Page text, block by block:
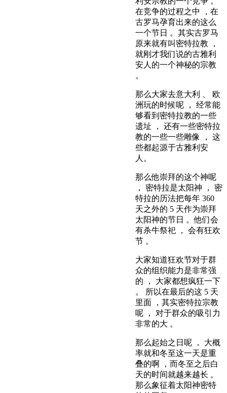
在竞争的过程之中 ，在
古罗马孕育出来的这么
一个节日 。其实古罗马
原来就有叫密特拉教 ，
就刚才我们说的古雅利
安人的一个神秘的宗教
。
那么大家去意大利 、 欧
洲玩的时候呢 ， 经常能
够看到密特拉教的一些
遗址 ， 还有一些密特拉
教的一些一些雕像 ， 这
些都起源于古雅利安
人。
那么他崇拜的这个神呢
， 密特拉是太阳神 ， 密
特拉的历法把每年 360
天之外的 5 天作为崇拜
太阳神的节日 。他们会
有杀牛祭祀 ， 会有狂欢
节 。
大家知道狂欢节对于群
众的组织能力是非常强
的 ， 大家都想疯狂一下
。 所以在最后的这 5 天
里面 ，其实密特拉宗教
呢 ， 对于群众的吸引力
非常的大 。
那么起始之日呢 ， 大概
率就和冬至这一天是重
叠的啊 ，而冬至之后白
天的时间就越来越长 。
那么象征着太阳神密特